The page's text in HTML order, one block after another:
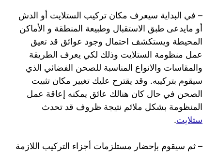
– في البداية سيعرف مكان تركيب الستلايت أو الدش
أو مايدعى طبق الاستقبال وطبيعة المنطقة و الأماكن
المحيطة ويستكشف احتمال وجود عوائق قد تعيق
عمل منظومة الستلايت وذلك لكي يعرف الطريقة
والمقاسات والانواع المناسبة للصحن الفضائي الذي
سيقوم بتركيبه. وقد يقترح عليك تغيير مكان تثبيت
الصحن في حال كان هنالك عائق يمكنه إعاقة عمل
المنظومة بشكل ملائم نتيجة ظروف قد تحدث
ستلايت.
– ثم سيقوم بإحضار مستلزمات أجزاء التركيب اللازمة